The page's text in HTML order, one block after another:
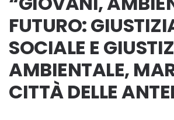
FUTURO:
SOCIALE E
AMBIENTALE,
CITTÀ DELLE